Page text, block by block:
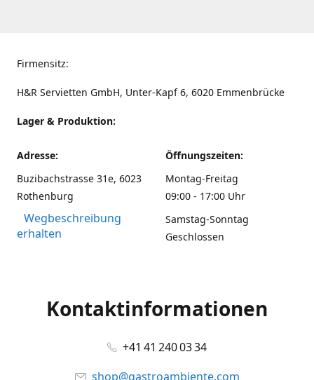
Firmensitz:
H&R Servietten GmbH, Unter-Kapf 6, 6020 Emmenbrücke
Lager & Produktion:
Adresse:
Buzibachstrasse 31e, 6023
Rothenburg
Wegbeschreibung
erhalten
Öffnungszeiten:
Montag-Freitag
09:00 - 17:00 Uhr
Samstag-Sonntag
Geschlossen
Kontaktinformationen
+41 41 240 03 34
shop@gastroambiente.com